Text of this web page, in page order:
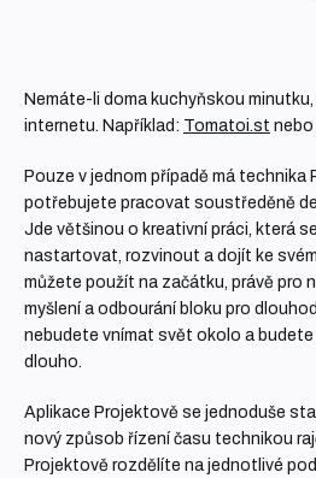
Nemáte-li doma kuchyňskou
internetu. Například: Tomatoi.st nebo
Pouze v jednom případě má technika
potřebujete pracovat soustředěně
Jde většinou o kreativní práci, která
nastartovat, rozvinout a dojít ke
můžete použít na začátku, právě pro
myšlení a odbourání bloku pro
nebudete vnímat svět okolo a
dlouho.
Aplikace Projektově se jednoduše
nový způsob řízení času technikou
Projektově rozdělíte na jednotlivé